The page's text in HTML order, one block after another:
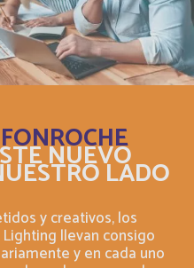
NUEVOLADO
y creativos, los
llevan consigo
y en cada uno
Français
Inglés
Español
et Saba Français
Saba Inglés